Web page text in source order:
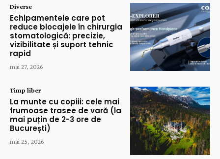
Diverse
Echipamentele care pot
reduce blocajele în chirurgia
stomatologică: precizie,
vizibilitate și suport tehnic
rapid
mai 27, 2026
Timp liber
La munte cu copiii: cele mai
frumoase trasee de vară (la
mai puțin de 2-3 ore de
București)
mai 25, 2026